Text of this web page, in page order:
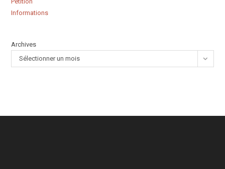
Informations
Archives
Sélectionner un mois